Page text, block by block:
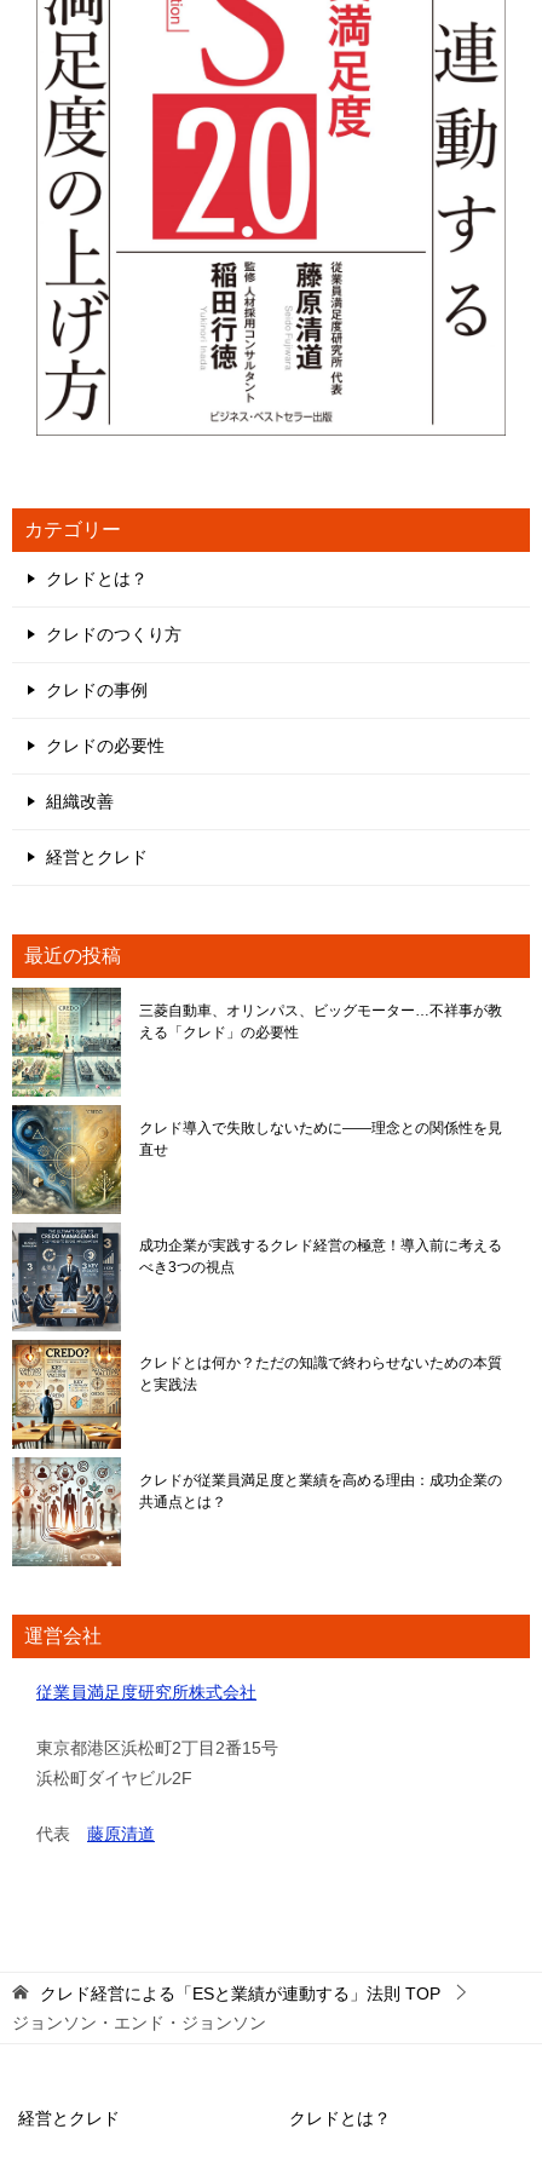
カテゴリー
クレドとは？
クレドのつくり方
クレドの事例
クレドの必要性
組織改善
経営とクレド
最近の投稿
三菱自動車、オリンパス、ビッグモーター…不祥事が教
える「クレド」の必要性
クレド導入で失敗しないために――理念との関係性を見
直せ
成功企業が実践するクレド経営の極意！導入前に考える
べき3つの視点
クレドとは何か？ただの知識で終わらせないための本質
と実践法
クレドが従業員満足度と業績を高める理由：成功企業の
共通点とは？
運営会社
従業員満足度研究所株式会社
東京都港区浜松町2丁目2番15号
浜松町ダイヤビル2F
代表 藤原清道
クレド経営による「ESと業績が連動する」法則 TOP
ジョンソン・エンド・ジョンソン
経営とクレド クレドとは？